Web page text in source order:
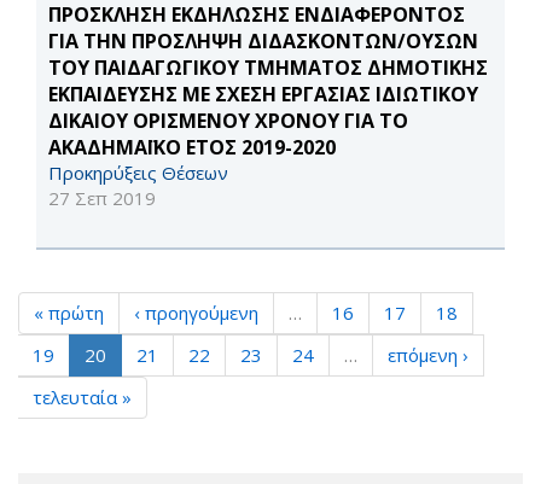
ΠΡΟΣΚΛΗΣΗ ΕΚΔΗΛΩΣΗΣ ΕΝΔΙΑΦΕΡΟΝΤΟΣ
ΓΙΑ ΤΗΝ ΠΡΟΣΛΗΨΗ ΔΙΔΑΣΚΟΝΤΩΝ/ΟΥΣΩΝ
ΤΟΥ ΠΑΙΔΑΓΩΓΙΚΟΥ ΤΜΗΜΑΤΟΣ ΔΗΜΟΤΙΚΗΣ
ΕΚΠΑΙΔΕΥΣΗΣ ΜΕ ΣΧΕΣΗ ΕΡΓΑΣΙΑΣ ΙΔΙΩΤΙΚΟΥ
ΔΙΚΑΙΟΥ ΟΡΙΣΜΕΝΟΥ ΧΡΟΝΟΥ ΓΙΑ ΤΟ
ΑΚΑΔΗΜΑΪΚΟ ΕΤΟΣ 2019-2020
Προκηρύξεις Θέσεων
27 Σεπ 2019
« πρώτη ‹ προηγούμενη … 16 17
18
19
20 21 22 23 24 …
επόμενη ›
τελευταία »